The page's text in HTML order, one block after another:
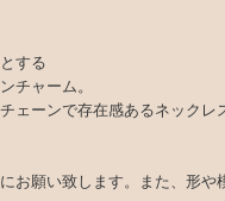
する
チャーム。
ェーンで存在感あるネックレ
お願い致します。また、形